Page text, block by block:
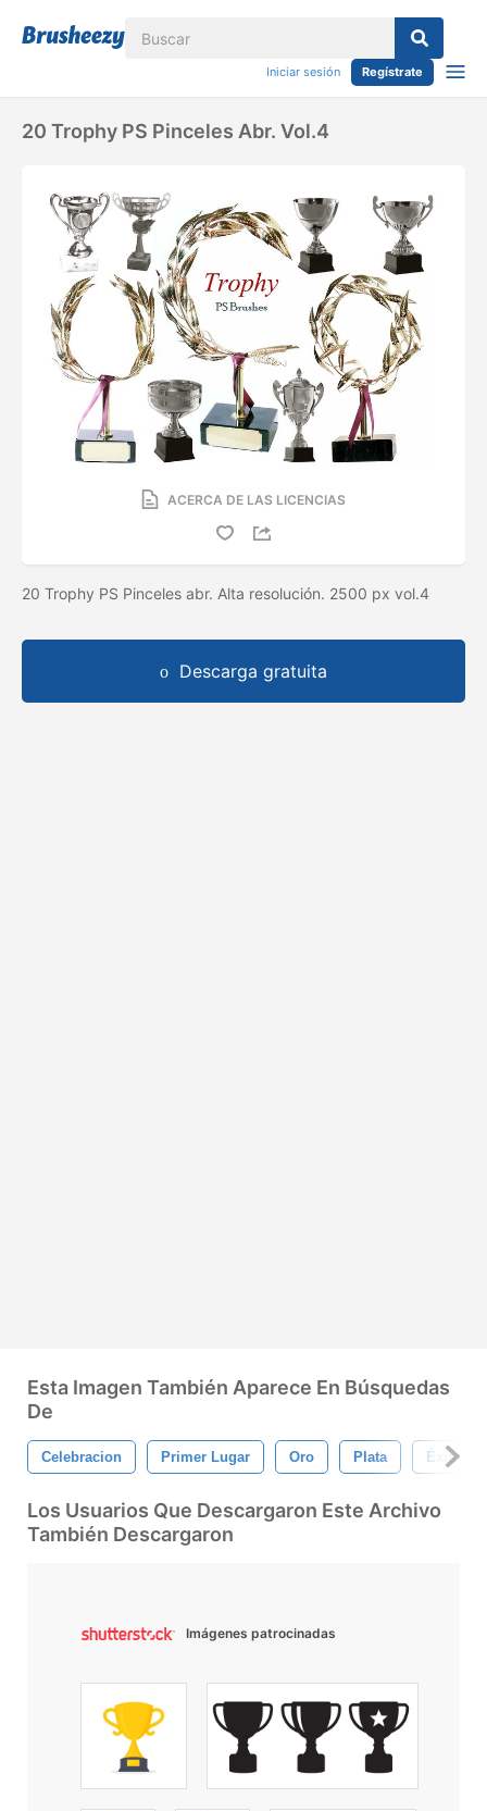
Iniciar sesión Regístrate
20 Trophy PS Pinceles Abr. Vol.4
ACERCA DE LAS LICENCIAS
20 Trophy PS Pinceles abr. Alta resolución. 2500 px vol.4
Descarga gratuita
Esta Imagen También Aparece En Búsquedas
De
Celebracion Primer Lugar Oro Plata Éxito
Los Usuarios Que Descargaron Este Archivo
También Descargaron
Imágenes patrocinadas